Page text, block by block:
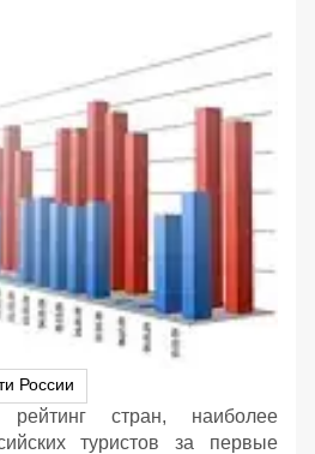
России
рейтинг стран, наиболее
туристов за первые